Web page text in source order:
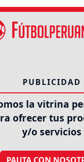
PUBLICIDAD
la vitrina
ofrecer tus
y/o servicios